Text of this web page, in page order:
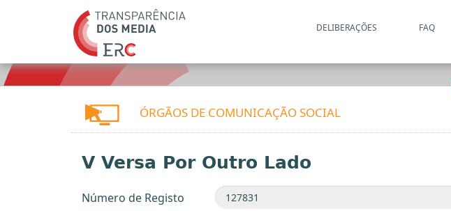
DELIBERAÇÕES FAQ
ÓRGÃOS DE COMUNICAÇÃO SOCIAL
V Versa Por Outro Lado
Número de Registo